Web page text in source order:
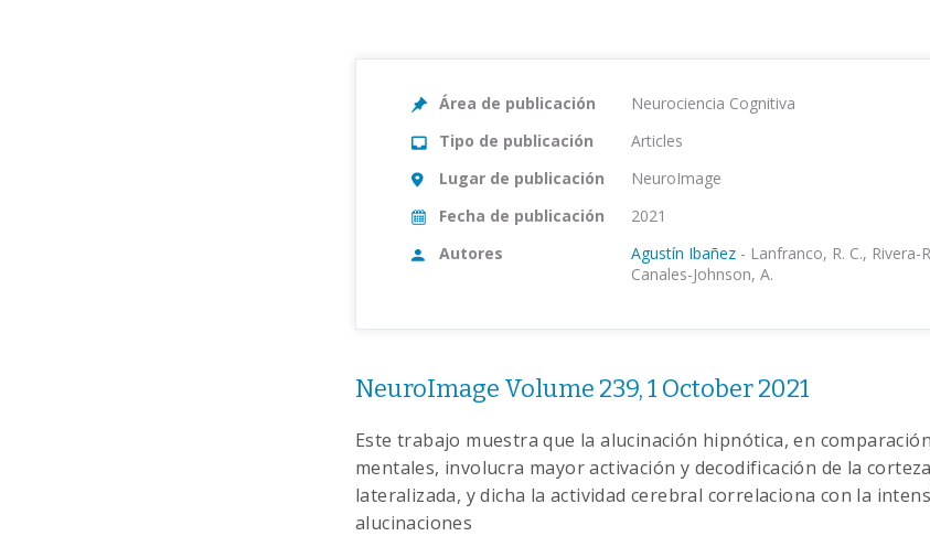
Área de publicación
Neurociencia Cognitiva
Tipo de publicación
Articles
Lugar de publicación
NeuroImage
Fecha de publicación
2021
Autores
Agustín Ibañez - Lanfranco, R. C., Rivera-
Canales-Johnson, A.
NeuroImage Volume 239, 1 October 2021
Este trabajo muestra que la alucinación hipnótica, en
mentales, involucra mayor activación y decodificación de la
lateralizada, y dicha la actividad cerebral correlaciona con la
alucinaciones